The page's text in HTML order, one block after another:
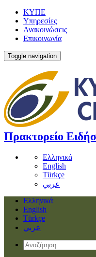
ΚΥΠΕ
Υπηρεσίες
Ανακοινώσεις
Επικοινωνία
Toggle navigation
Πρακτορείο
Ελληνικά
English
Türkçe
عربي
Ελληνικά
English
Türkçe
عربي